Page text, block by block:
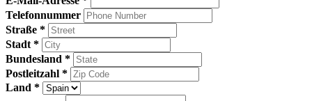
Telefonnummer
Straße *
Stadt *
Bundesland *
Postleitzahl *
Land *